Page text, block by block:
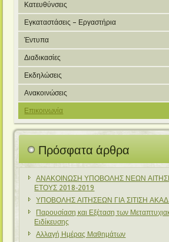
Κατευθύνσεις
Εγκαταστάσεις – Εργαστήρια
Έντυπα
Διαδικασίες
Εκδηλώσεις
Ανακοινώσεις
Επικοινωνία
Πρόσφατα άρθρα
ΑΝΑΚΟΙΝΩΣΗ ΥΠΟΒΟΛΗΣ ΝΕΩΝ
ΕΤΟΥΣ 2018-2019
ΥΠΟΒΟΛΗΣ ΑΙΤΗΣΕΩΝ ΓΙΑ ΣΙΤΙΣΗ
Παρουσίαση και Εξέταση των
Ειδίκευσης
Αλλαγή Ημέρας Μαθημάτων